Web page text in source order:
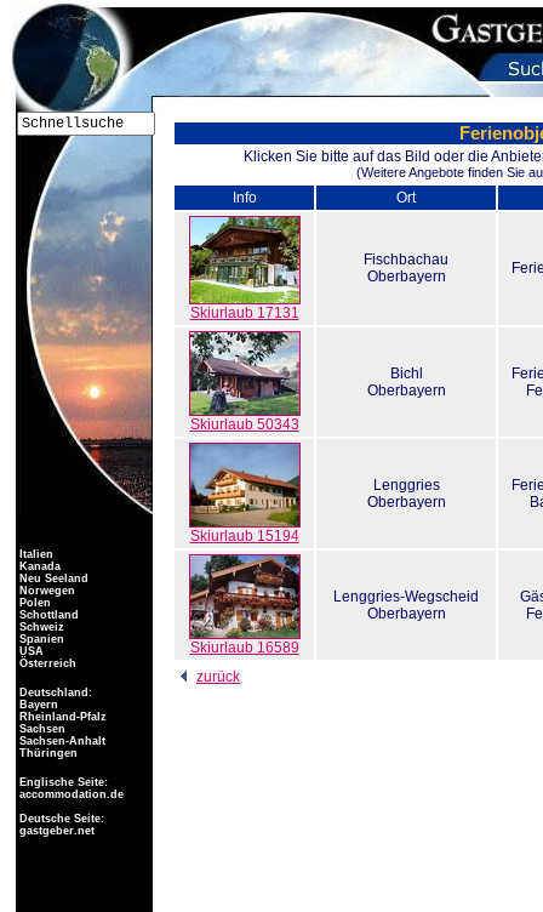
Klicken Sie bitte auf das Bild oder die
(Weitere Angebote finden Sie
Info Ort
Skiurlaub 17131
Fischbachau
Oberbayern
Skiurlaub 50343
Bichl
Oberbayern
Skiurlaub 15194
Lenggries
Oberbayern
Skiurlaub 16589
Lenggries-Wegscheid
Oberbayern
zurück
Italien
Kanada
Neu Seeland
Norwegen
Polen
Schottland
Schweiz
Spanien
USA
Österreich
Deutschland:
Bayern
Rheinland-Pfalz
Sachsen
Sachsen-Anhalt
Thüringen
Englische Seite:
accommodation.de
Deutsche Seite:
gastgeber.net